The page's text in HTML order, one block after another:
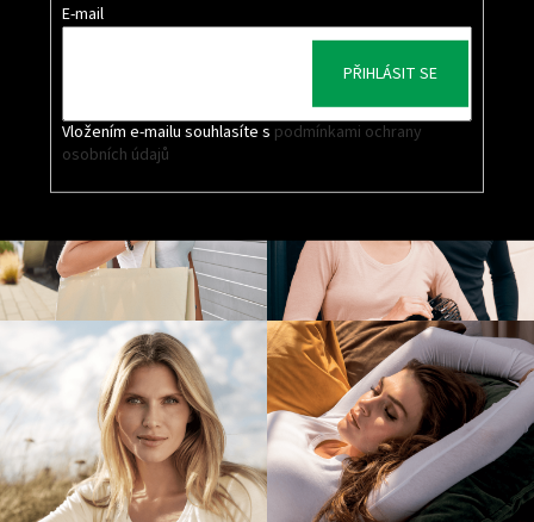
E-mail
Vložením e-mailu souhlasíte s podmínkami ochrany
osobních údajů
PŘIHLÁSIT SE